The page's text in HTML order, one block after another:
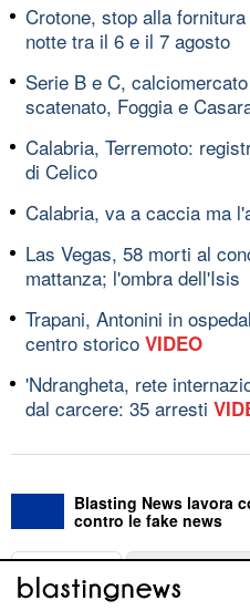
Crotone, stop alla
notte tra il 6 e il 7 agosto
Serie B e C,
scatenato, Foggia e
Calabria, Terremoto:
di Celico
Calabria, va a caccia ma
Las Vegas, 58 morti al
mattanza; l'ombra dell'Isis
Trapani, Antonini in
centro storico VIDEO
'Ndrangheta, rete
dal carcere: 35 arresti
Blasting News lavora
contro le fake news
ABOUT